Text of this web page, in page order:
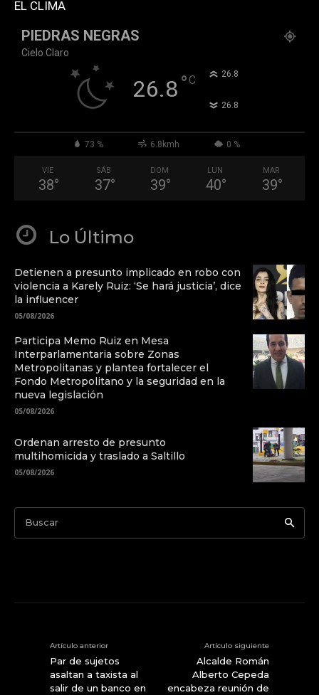
EL CLIMA
PIEDRAS NEGRAS
Cielo Claro
26.8°C 26.8
26.8
73 % 6.8kmh 0 %
VIE
38°
SÁB
37°
DOM
39°
LUN
40°
MAR
39°
Lo Último
Detienen a presunto implicado en robo con
violencia a Karely Ruiz: ‘Se hará justicia’, dice
la influencer
05/08/2026
Participa Memo Ruiz en Mesa
Interparlamentaria sobre Zonas
Metropolitanas y plantea fortalecer el
Fondo Metropolitano y la seguridad en la
nueva legislación
05/08/2026
Ordenan arresto de presunto
multihomicida y traslado a Saltillo
05/08/2026
Buscar
Artículo anterior
Par de sujetos
asaltan a taxista al
salir de un banco en
Artículo siguiente
Alcalde Román
Alberto Cepeda
encabeza reunión de